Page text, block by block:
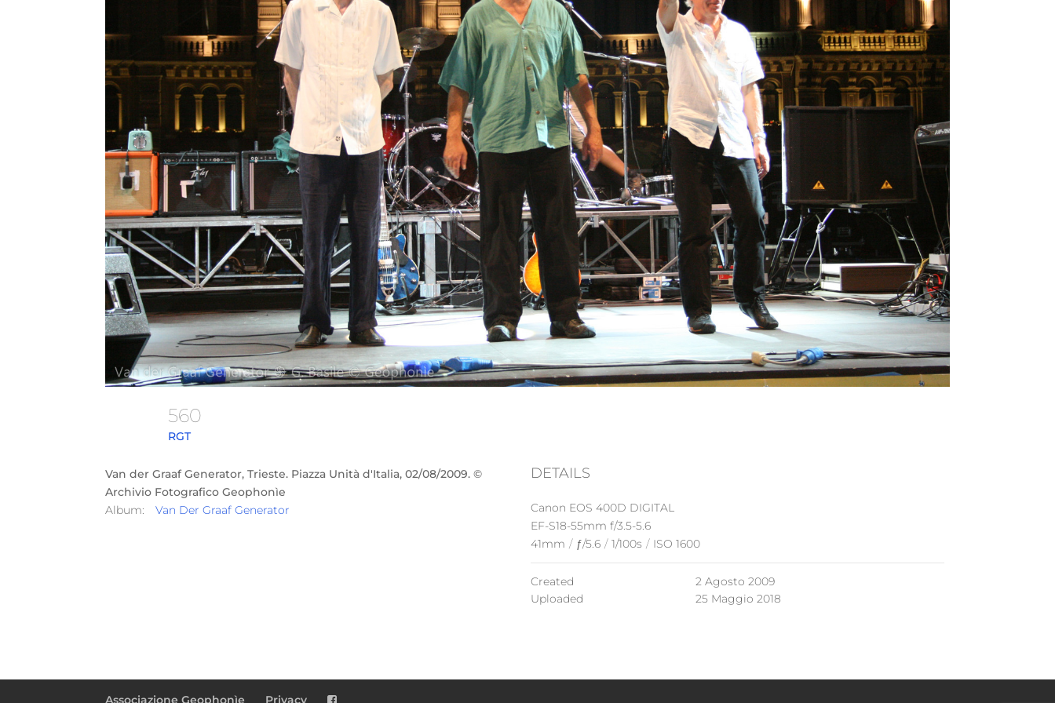
560
RGT
Van der Graaf Generator, Trieste. Piazza Unità d'Italia, 02/08/2009. ©
Archivio Fotografico Geophonìe
Album:
Van Der Graaf Generator
DETAILS
Canon EOS 400D DIGITAL
EF-S18-55mm f/3.5-5.6
41mm / ƒ/5.6 / 1/100s / ISO 1600
Created
2 Agosto 2009
Uploaded
25 Maggio 2018
Associazione Geophonìe Privacy